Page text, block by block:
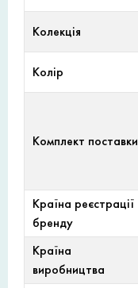
Колекція
Колір
Комплект поставки
Країна реєстрації
бренду
Країна
виробництва